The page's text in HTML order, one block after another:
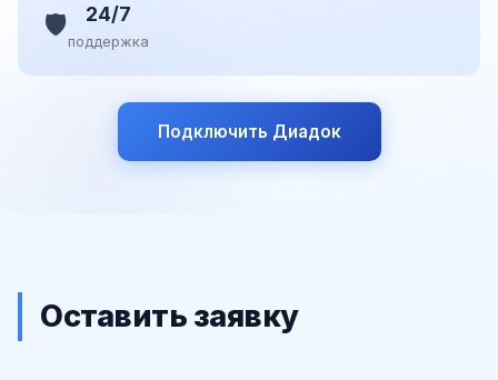
🛡️ 24/7
поддержка
Подключить Диадок
Оставить заявку